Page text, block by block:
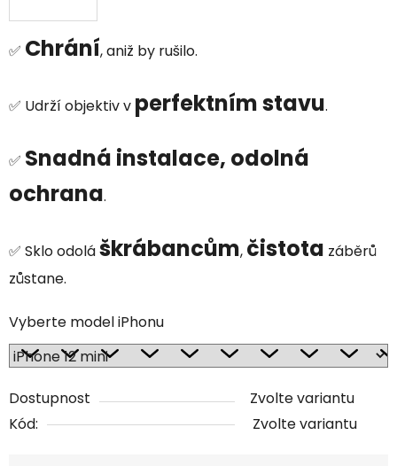
✅ Chrání, aniž by rušilo.
✅ Udrží objektiv v perfektním stavu.
✅ Snadná instalace, odolná
ochrana.
✅ Sklo odoláškrábancům, čistota záběrů
zůstane.
Vyberte model iPhonu
Dostupnost
Zvolte variantu
Kód:
Zvolte variantu